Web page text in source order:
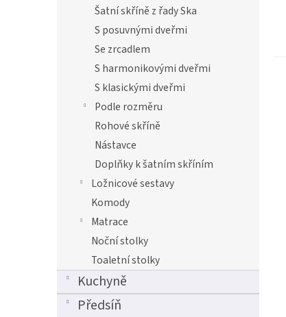
Šatní skříně z řady Ska
S posuvnými dveřmi
Se zrcadlem
S harmonikovými dveřmi
S klasickými dveřmi
Podle rozměru
Rohové skříně
Nástavce
Doplňky k šatním skříním
Ložnicové sestavy
Komody
Matrace
Noční stolky
Toaletní stolky
Kuchyně
Předsíň